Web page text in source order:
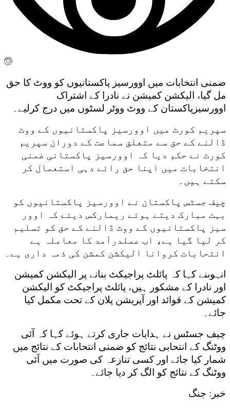
ضمنی انتخابات میں اوورسیز پاکستانیوں کو ووٹ کا حق
مل گیا، الیکشن کمیشن نے نادرا کے اشتراک
اوورسیزپاکستان کے ووٹ ووٹر لسٹوں میں درج کرلیے۔
سپریم کورٹ میں اوورسیز پاکستانیوں کے ووٹ
ڈالنے کے حق سے متعلق سماعت کے دوران سپریم
کورٹ نے حکم دیا کہ اوورسیز پاکستانی ضمنی
انتخابات میں اپنا حق رائے دہی استعمال کر
سکتے ہیں۔
چیف جسٹس پاکستان نے اوورسیز پاکستانیوں کو
بہت مبارک دیتے ہوئے ریمارکس دیئے کہ اوور
سیز پاکستانیوں کے ووٹ ڈالنے کے حق کو تسلیم
کر لیا گیا ہے، اب عملدرآمد کا معاملہ ہے
انتحابات کروانا الیکشن کمشن کی ذمہ داری ہے۔
انہوںنے کہا کہ پائلٹ پراجیکٹ بنانے پر الیکشن کمیشن
اور نادرا کے مشکور ہیں، پائلٹ پراجیکٹ کو الیکشن
کمیشن کے قوائد اور آپریشن پلان کے تحت مکمل کیا
جائے۔
چیف جسٹس نے ہدایات جاری کرتے ہوئے کہا کہ آئی
ووٹنگ کے انتحابی نتائج کو ضمنی انتحابات کے نتائج میں
شمار کیا جائے اور کسی تنازعہ کی صورت میں آئی
ووٹنگ کے نتائج کو الگ کر دیا جائے۔
خبر: جنگ